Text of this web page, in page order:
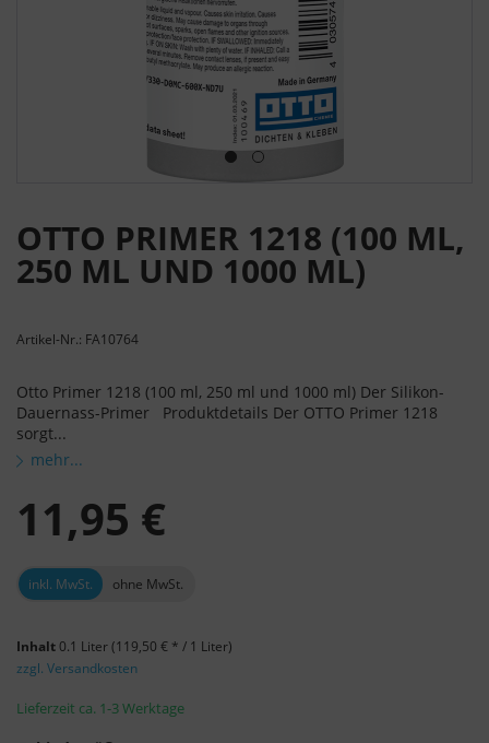
OTTO PRIMER 1218 (100 ML,
250 ML UND 1000 ML)
Artikel-Nr.: FA10764
Otto Primer 1218 (100 ml, 250 ml und 1000 ml) Der Silikon-
Dauernass-Primer Produktdetails Der OTTO Primer 1218
sorgt...
mehr...
11,95 €
inkl. MwSt. ohne MwSt.
Inhalt0.1 Liter(119,50 € * / 1 Liter)
zzgl. Versandkosten
Lieferzeit ca. 1-3 Werktage